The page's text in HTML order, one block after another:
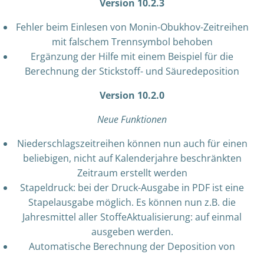
Version 10.2.3
Fehler beim Einlesen von Monin-Obukhov-Zeitreihen
mit falschem Trennsymbol behoben
Ergänzung der Hilfe mit einem Beispiel für die
Berechnung der Stickstoff- und Säuredeposition
Version 10.2.0
Neue Funktionen
Niederschlagszeitreihen können nun auch für einen
beliebigen, nicht auf Kalenderjahre beschränkten
Zeitraum erstellt werden
Stapeldruck: bei der Druck-Ausgabe in PDF ist eine
Stapelausgabe möglich. Es können nun z.B. die
Jahresmittel aller StoffeAktualisierung: auf einmal
ausgeben werden.
Automatische Berechnung der Deposition von